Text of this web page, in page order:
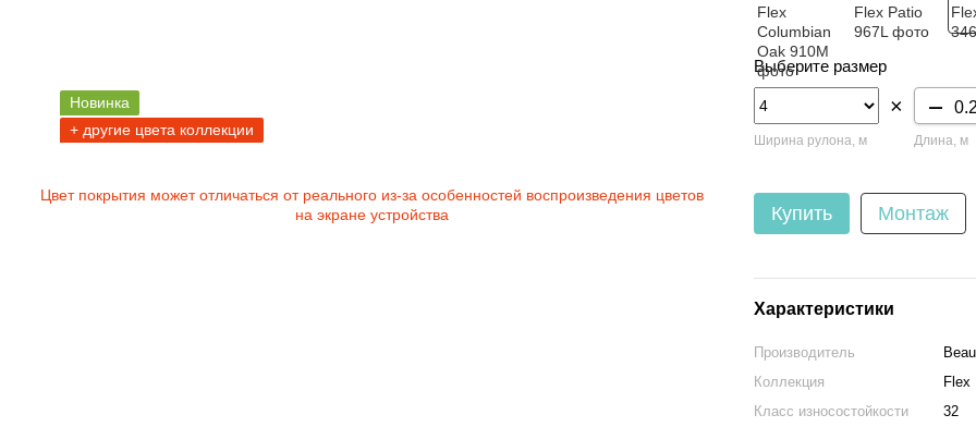
Новинка
+ другие цвета коллекции
Цвет покрытия может отличаться от реального из-за особенностей воспроизведения цветов
на экране устройства
Выберите размер
Ширина рулона, м
×
Длина, м
Купить Монтаж
Характеристики
Производитель
Коллекция
Flex
Класс износостойкости
32